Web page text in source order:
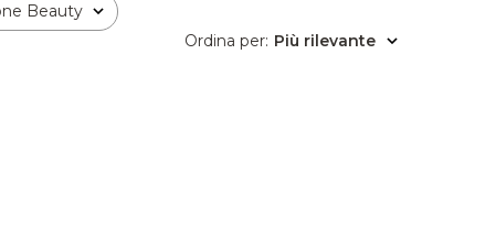
Beauty
Ordina per: Più rilevante